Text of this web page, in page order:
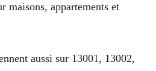
maisons, appartements et
aussi sur 13001, 13002,